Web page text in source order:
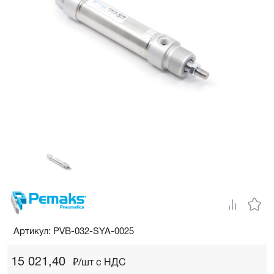
15 021,40 ₽/шт c НДС
Артикул: PVB-032-SYA-0025